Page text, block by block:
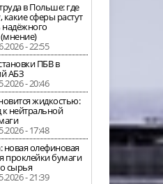
в Польше: где
какие сферы растут
надёжного
- 22:55
ПБВ в
АБЗ
- 20:46
жидкостью:
нейтральной
- 17:48
новая олефиновая
проклейки бумаги
сырья
- 21:39